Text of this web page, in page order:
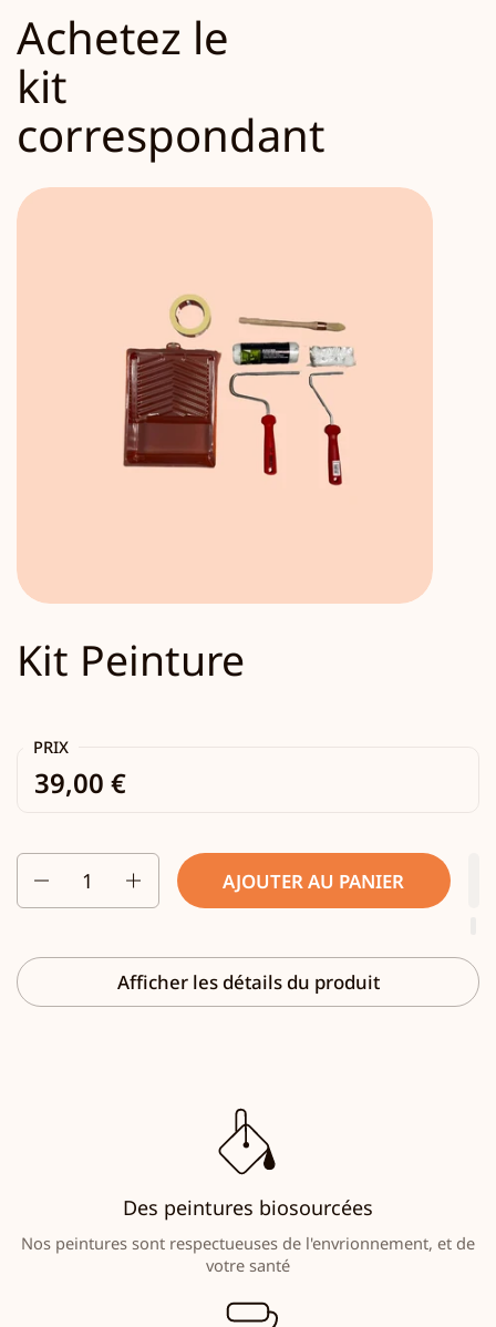
Achetez le
kit
correspondant
Kit Peinture
PRIX
39,00 €
AJOUTER AU PANIER
Afficher les détails du produit
Des peintures biosourcées
Nos peintures sont respectueuses de l'envrionnement, et de
votre santé